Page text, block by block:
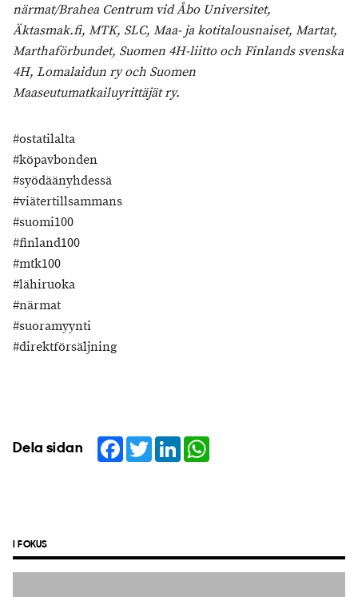
närmat/Brahea Centrum vid Åbo Universitet,
Äktasmak.fi, MTK, SLC, Maa- ja kotitalousnaiset, Martat,
Marthaförbundet, Suomen 4H-liitto och Finlands svenska
4H, Lomalaidun ry och Suomen
Maaseutumatkailuyrittäjät ry.
#ostatilalta
#köpavbonden
#syödäänyhdessä
#viätertillsammans
#suomi100
#finland100
#mtk100
#lähiruoka
#närmat
#suoramyynti
#direktförsäljning
Dela sidan Facebook
TwitterLinkedIn
I FOKUS